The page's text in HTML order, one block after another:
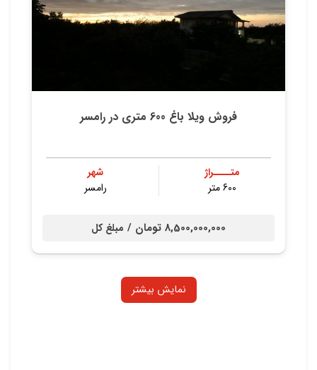
فروش ویلا باغ 600 متری در رامسر
متــــراژ
600 متر
شهر
رامسر
8,500,000,000 تومان / مبلغ کل
نمایش بیشتر